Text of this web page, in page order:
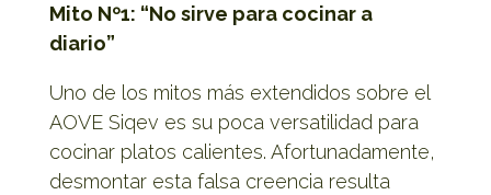
Mito Nº1: “No sirve para cocinar a
diario”
Uno de los mitos más extendidos sobre el
AOVE Siqev es su poca versatilidad para
cocinar platos calientes. Afortunadamente,
desmontar esta falsa creencia resulta